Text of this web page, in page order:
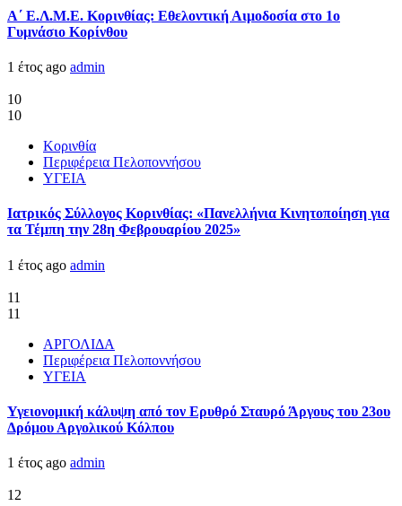
Α΄ Ε.Λ.Μ.Ε. Κορινθίας: Εθελοντική Αιμοδοσία στο 1ο
Γυμνάσιο Κορίνθου
1 έτος ago admin
10
10
Κορινθία
Περιφέρεια Πελοποννήσου
ΥΓΕΙΑ
Ιατρικός Σύλλογος Κορινθίας: «Πανελλήνια Κινητοποίηση για
τα Τέμπη την 28η Φεβρουαρίου 2025»
1 έτος ago admin
11
11
ΑΡΓΟΛΙΔΑ
Περιφέρεια Πελοποννήσου
ΥΓΕΙΑ
Υγειονομική κάλυψη από τον Ερυθρό Σταυρό Άργους του 23ου
Δρόμου Αργολικού Κόλπου
1 έτος ago admin
12